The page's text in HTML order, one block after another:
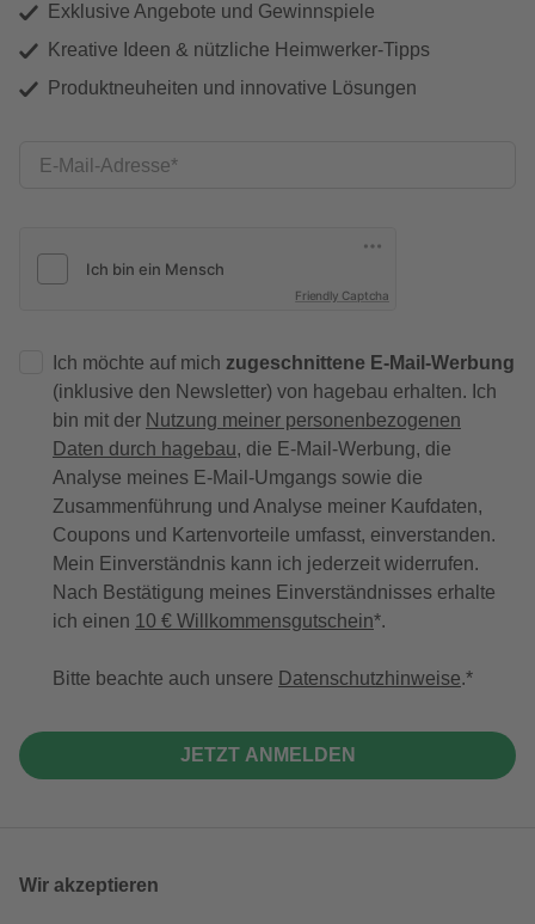
Exklusive Angebote und Gewinnspiele
Kreative Ideen & nützliche Heimwerker-Tipps
Produktneuheiten und innovative Lösungen
E-Mail-Adresse
Friendly Captcha
Ich möchte auf mich zugeschnittene E-Mail-Werbung
(inklusive den Newsletter) von hagebau erhalten. Ich
bin mit der Nutzung meiner personenbezogenen
Daten durch hagebau, die E-Mail-Werbung, die
Analyse meines E-Mail-Umgangs sowie die
Zusammenführung und Analyse meiner Kaufdaten,
Coupons und Kartenvorteile umfasst, einverstanden.
Mein Einverständnis kann ich jederzeit widerrufen.
Nach Bestätigung meines Einverständnisses erhalte
ich einen 10 € Willkommensgutschein*.
Bitte beachte auch unsere Datenschutzhinweise.
JETZT ANMELDEN
Wir akzeptieren